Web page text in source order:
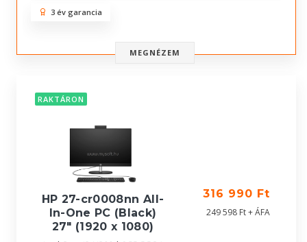
3 év garancia
MEGNÉZEM
RAKTÁRON
HP 27-cr0008nn All-
In-One PC (Black)
27" (1920 x 1080)
316 990 Ft
249 598 Ft + ÁFA